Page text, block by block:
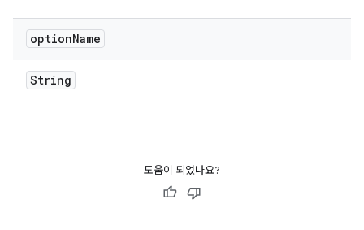
optionName
String
도움이 되었나요?